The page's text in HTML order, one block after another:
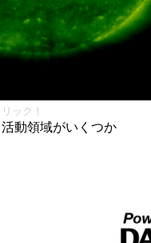
ック！
動領域がいくつか